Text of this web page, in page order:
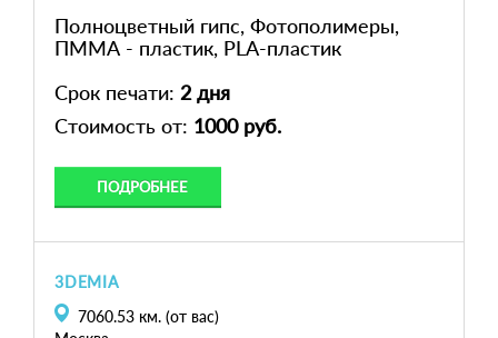
Полноцветный гипс, Фотополимеры,
ПММА - пластик, PLA-пластик
Срок печати: 2 дня
Стоимость от: 1000 руб.
ПОДРОБНЕЕ
3DEMIA
7060.53 км. (от вас)